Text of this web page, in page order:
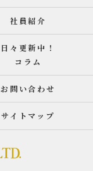
社員紹介
日々更新中！
コラム
お問い合わせ
サイトマップ